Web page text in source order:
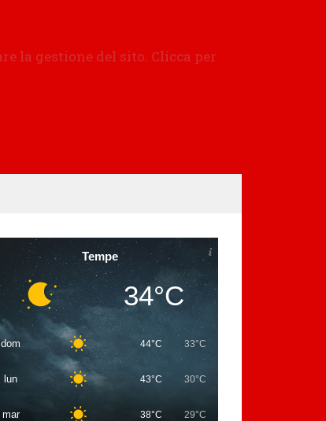
Tempe
34°C
dom 44°C 33°C
lun 43°C 30°C
mar 38°C 29°C